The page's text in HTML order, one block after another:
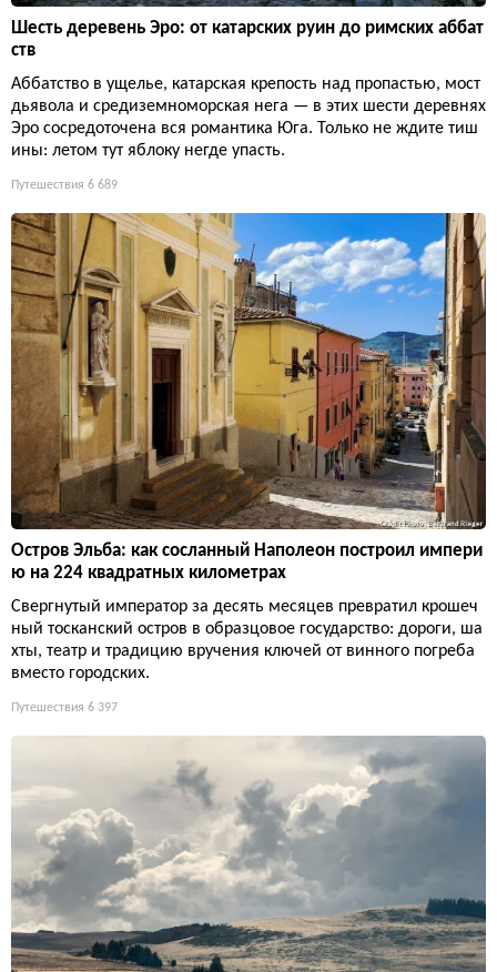
Шесть деревень Эро: от катарских руин до римских аббат
ств
Аббатство в ущелье, катарская крепость над пропастью, мост
дьявола и средиземноморская нега — в этих шести деревнях
Эро сосредоточена вся романтика Юга. Только не ждите тиш
ины: летом тут яблоку негде упасть.
Путешествия 6 689
Остров Эльба: как сосланный Наполеон построил импери
ю на 224 квадратных километрах
Свергнутый император за десять месяцев превратил крошеч
ный тосканский остров в образцовое государство: дороги, ша
хты, театр и традицию вручения ключей от винного погреба
вместо городских.
Путешествия 6 397